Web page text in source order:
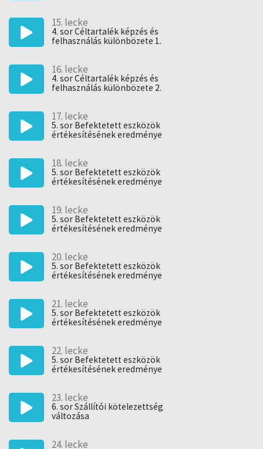
15. lecke
4. sor Céltartalék képzés és
felhasználás különbözete 1.
16. lecke
4. sor Céltartalék képzés és
felhasználás különbözete 2.
17. lecke
5. sor Befektetett eszközök
értékesítésének eredménye
18. lecke
5. sor Befektetett eszközök
értékesítésének eredménye
19. lecke
5. sor Befektetett eszközök
értékesítésének eredménye
20. lecke
5. sor Befektetett eszközök
értékesítésének eredménye
21. lecke
5. sor Befektetett eszközök
értékesítésének eredménye
22. lecke
5. sor Befektetett eszközök
értékesítésének eredménye
23. lecke
6. sor Szállítói kötelezettség
változása
24. lecke